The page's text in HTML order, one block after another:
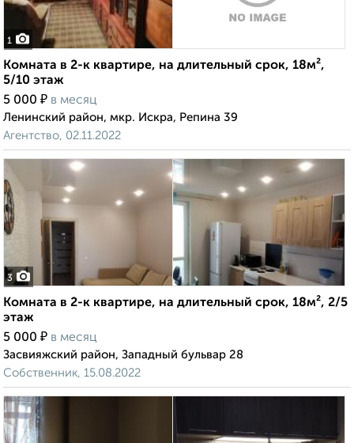
1
Комната в 2-к квартире, на длительный срок, 18м²,
5/10 этаж
5 000 ₽ в месяц
Ленинский район, мкр. Искра, Репина 39
Агентство, 02.11.2022
3
Комната в 2-к квартире, на длительный срок, 18м², 2/5
этаж
5 000 ₽ в месяц
Засвияжский район, Западный бульвар 28
Собственник, 15.08.2022